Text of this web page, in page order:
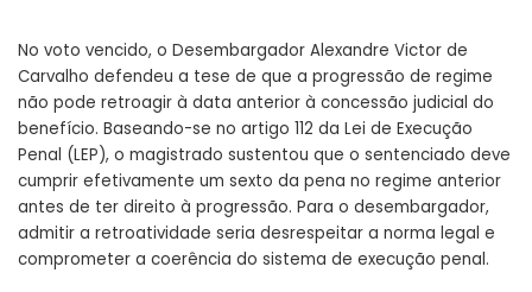
No voto vencido, o Desembargador Alexandre Victor de
Carvalho defendeu a tese de que a progressão de regime
não pode retroagir à data anterior à concessão judicial do
benefício. Baseando-se no artigo 112 da Lei de Execução
Penal (LEP), o magistrado sustentou que o sentenciado deve
cumprir efetivamente um sexto da pena no regime anterior
antes de ter direito à progressão. Para o desembargador,
admitir a retroatividade seria desrespeitar a norma legal e
comprometer a coerência do sistema de execução penal.